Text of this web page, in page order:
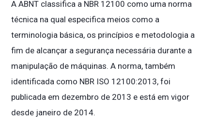
A ABNT classifica a NBR 12100 como uma norma
técnica na qual especifica meios como a
terminologia básica, os princípios e metodologia a
fim de alcançar a segurança necessária durante a
manipulação de máquinas. A norma, também
identificada como NBR ISO 12100:2013, foi
publicada em dezembro de 2013 e está em vigor
desde janeiro de 2014.